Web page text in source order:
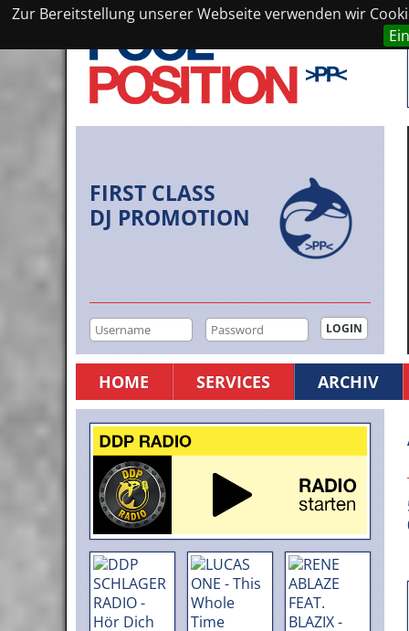
Zur Bereitstellung unserer Webseite verwenden wir
FIRST CLASS
DJ PROMOTION
HOME SERVICES ARCHIV